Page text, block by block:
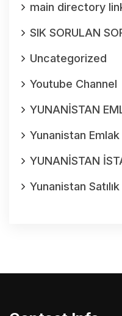
main directory
SIK SORULAN
Uncategorized
Youtube Channel
YUNANİSTAN
Yunanistan Emlak
YUNANİSTAN
Yunanistan